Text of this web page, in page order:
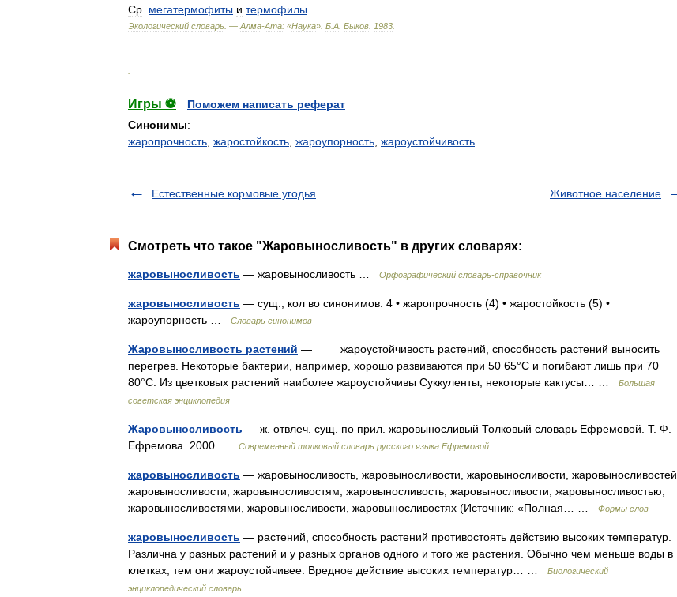
Ср мегатермофиты и термофилы
Экологический словарь . — Алма-Ата: «Наука» Б А Быков 1983
Игры ⚽
Поможем написать реферат
Синонимы:
жаропрочность жаростойкость жароупорность жароустойчивость
Естественные кормовые угодья Животное население
Смотреть что такое "Жаровыносливость" в других словарях:
жаровыносливость — жаровыносливость … Орфографический словарь-справочник
жаровыносливость — сущ., кол во синонимов: 4 • жаропрочность (4) • жаростойкость (5) •
жароупорность …
Словарь синонимов
Жаровыносливость растений — жароустойчивость растений, способность растений выносить
перегрев. Некоторые бактерии, например, хорошо развиваются при 50 65°С и погибают лишь при 70
80°С. Из цветковых растений наиболее жароустойчивы Суккуленты; некоторые кактусы… …
Большая
советская энциклопедия
Жаровыносливость — ж. отвлеч. сущ. по прил. жаровыносливый Толковый словарь Ефремовой. Т. Ф.
Ефремова. 2000 …
Современный толковый словарь русского языка Ефремовой
жаровыносливость — жаровыносливость, жаровыносливости, жаровыносливости, жаровыносливостей,
жаровыносливости, жаровыносливостям, жаровыносливость, жаровыносливости, жаровыносливостью,
жаровыносливостями, жаровыносливости, жаровыносливостях (Источник: «Полная… …
Формы слов
жаровыносливость — растений, способность растений противостоять действию высоких температур.
Различна у разных растений и у разных органов одного и того же растения. Обычно чем меньше воды в
клетках, тем они жароустойчивее. Вредное действие высоких температур… …
Биологический
энциклопедический словарь